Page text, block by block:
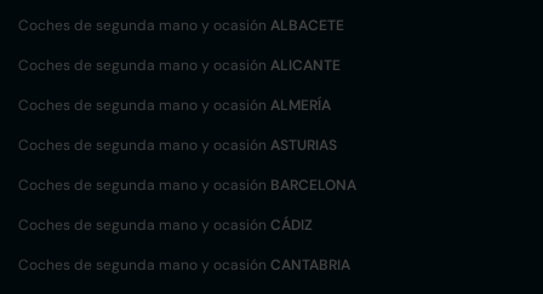
Coches de segunda mano y ocasión ALBACETE
Coches de segunda mano y ocasión ALICANTE
Coches de segunda mano y ocasión ALMERÍA
Coches de segunda mano y ocasión ASTURIAS
Coches de segunda mano y ocasión BARCELONA
Coches de segunda mano y ocasión CÁDIZ
Coches de segunda mano y ocasión CANTABRIA